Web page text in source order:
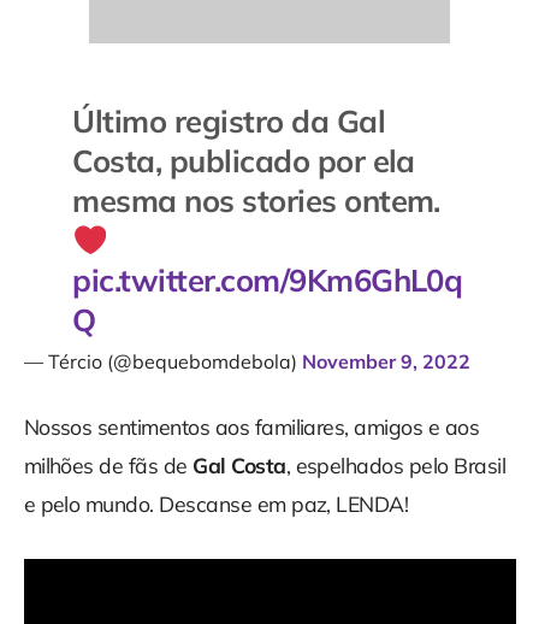
Último registro da Gal
Costa, publicado por ela
mesma nos stories ontem.
pic.twitter.com/9Km6GhL0q
Q
— Tércio (@bequebomdebola) November 9, 2022
Nossos sentimentos aos familiares, amigos e aos
milhões de fãs de Gal Costa, espelhados pelo Brasil
e pelo mundo. Descanse em paz, LENDA!